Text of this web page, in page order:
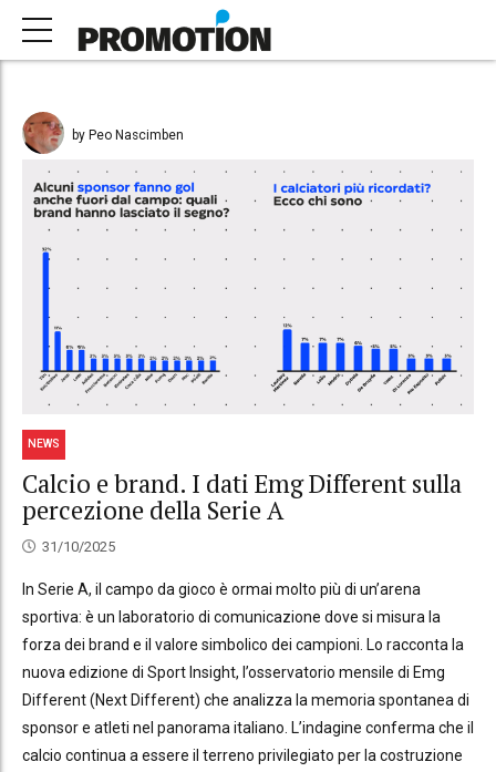
by Peo Nascimben
NEWS
Calcio e brand. I dati Emg Different sulla
percezione della Serie A
31/10/2025
In Serie A, il campo da gioco è ormai molto più di un’arena
sportiva: è un laboratorio di comunicazione dove si misura la
forza dei brand e il valore simbolico dei campioni. Lo racconta la
nuova edizione di Sport Insight, l’osservatorio mensile di Emg
Different (Next Different) che analizza la memoria spontanea di
sponsor e atleti nel panorama italiano. L’indagine conferma che il
calcio continua a essere il terreno privilegiato per la costruzione